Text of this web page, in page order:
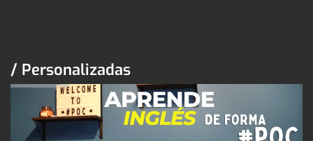
/ Personalizadas